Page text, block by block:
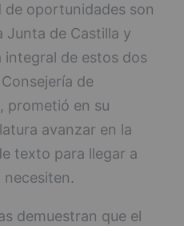
de oportunidades son
Junta de Castilla y
integral de estos dos
de
prometió en su
avanzar en la
texto para llegar a
necesiten.
demuestran que el